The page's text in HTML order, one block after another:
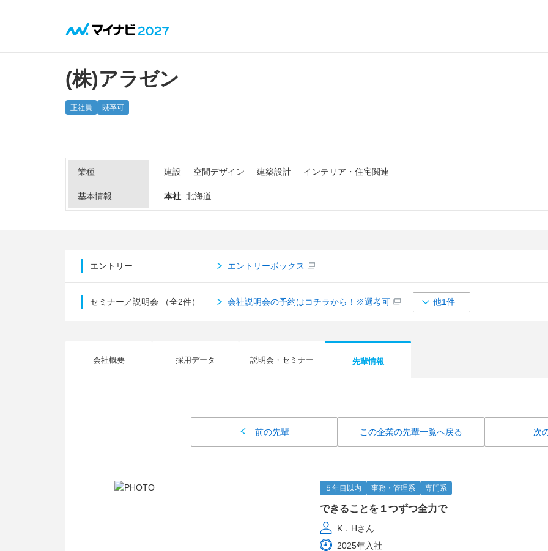
(株)アラゼン
正社員 既卒可
業種 建設 空間デザイン 建築設計 インテリア・住宅関連
基本情報 本社 北海道
エントリー エントリーボックス
セミナー／説明会 （全2件） 会社説明会の予約はコチラから！※選考可 他1件
会社概要 採用データ 説明会・セミナー 先輩情報
前の先輩 この企業の先輩一覧へ戻る 次
５年目以内 事務・管理系 専門系
できることを１つずつ全力で
K．Hさん
2025年入社